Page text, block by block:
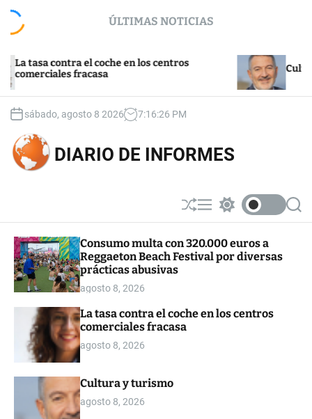
c
ÚLTIMAS NOTICIAS
contra el coche en los centros
fracasa
Cultura y
sábado, agosto 8 2026 7:16:27 PM
DIARIO DE INFORMES
S
h
ff
l
M
e
u
w
t
c
o
S
e
Consumo multa con 320.000 euros a
Reggaeton Beach Festival por diversas
prácticas abusivas
agosto 8, 2026
La tasa contra el coche en los centros
comerciales fracasa
agosto 8, 2026
Cultura y turismo
agosto 8, 2026